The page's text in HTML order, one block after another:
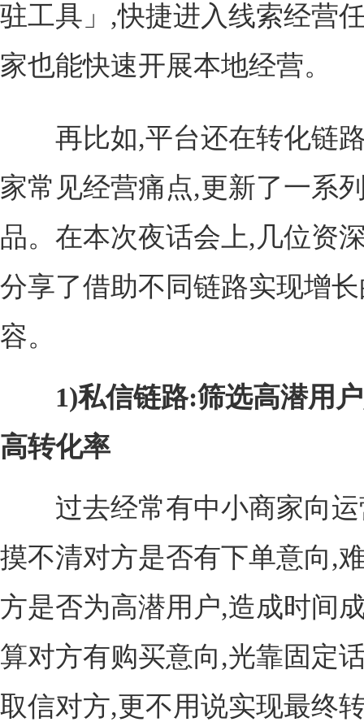
驻工具」,快捷进入线索经营
家也能快速开展本地经营。
再比如,平台还在转化链
家常见经营痛点,更新了一系
品。在本次夜话会上,几位资
分享了借助不同链路实现增
容。
1)私信链路:筛选高潜用
高转化率
过去经常有中小商家向运
摸不清对方是否有下单意向,
方是否为高潜用户,造成时间
算对方有购买意向,光靠固定
取信对方,更不用说实现最终